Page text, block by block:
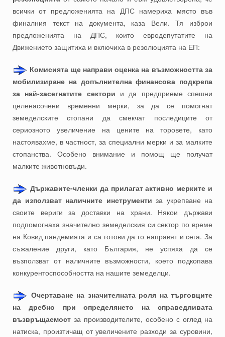
всички от предложенията на ДПС намериха място във
финалния текст на документа, каза Вели. Тя изброи
предложенията на ДПС, които евродепутатите на
Движението защитиха и включиха в резолюцията на ЕП:
Комисията ще направи оценка на възможността за
мобилизиране на допълнителна финансова подкрепа
за най-засегнатите сектори и да предприеме спешни
целенасочени временни мерки, за да се помогнат
земеделските стопани да смекчат последиците от
сериозното увеличение на цените на торовете, като
настоявахме, в частност, за специални мерки и за малките
стопанства. Особено внимание и помощ ще получат
малките животновъди.
Държавите-членки да прилагат активно мерките и
да използват наличните инструменти за укрепване на
своите вериги за доставки на храни. Някои държави
подпомогнаха значително земеделския си сектор по време
на Ковид пандемията и са готови да го направят и сега. За
съжаление други, като България, не успяха да се
възползват от наличните възможности, което подкопава
конкурентоспособността на нашите земеделци.
Очертаване на значителната роля на търговците
на дребно при определянето на справедливата
възвръщаемост за производителите, особено с оглед на
натиска, произтичащ от увеличените разходи за суровини,